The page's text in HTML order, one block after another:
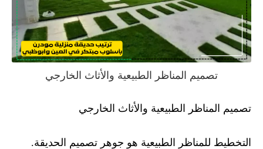
تصميم المناظر الطبيعية والأثاث الخارجي
تصميم المناظر الطبيعية والأثاث الخارجي
التخطيط للمناظر الطبيعية هو جوهر تصميم الحديقة.